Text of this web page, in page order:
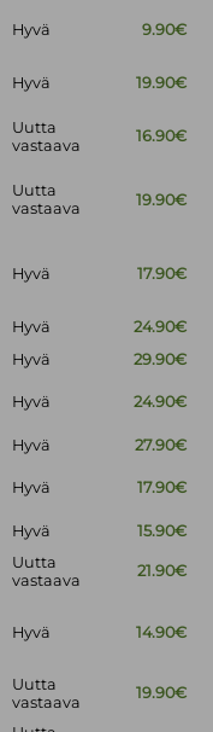
Hyvä 9.90€
Hyvä 19.90€
Uutta
vastaava
16.90€
Uutta
vastaava
19.90€
Hyvä 17.90€
Hyvä
24.90€
Hyvä
29.90€
Hyvä 24.90€
Hyvä
27.90€
Hyvä 17.90€
Hyvä 15.90€
Uutta
vastaava
21.90€
Hyvä 14.90€
Uutta
vastaava
19.90€